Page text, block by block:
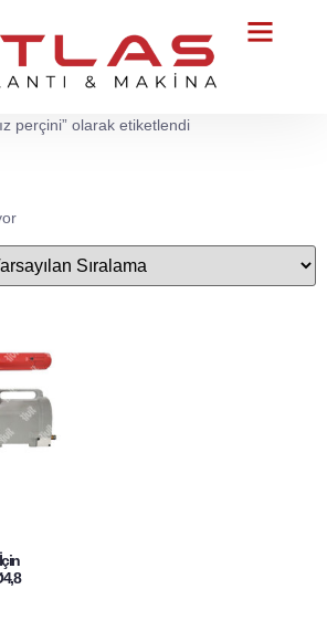
perçini” olarak etiketlendi